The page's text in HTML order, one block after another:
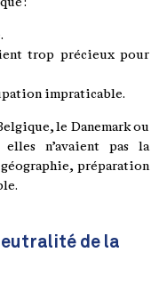
trop précieux pour
impraticable.
le Danemark ou
n’avaient pas la
préparation
de la